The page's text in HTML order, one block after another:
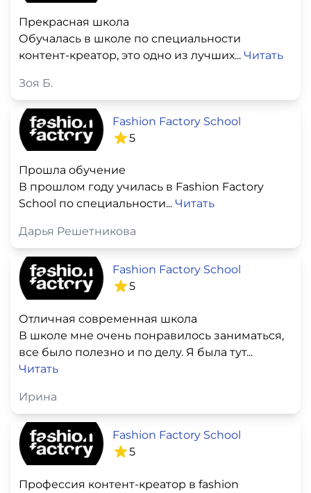
Прекрасная школа
Обучалась в школе по специальности
контент-креатор, это одно из лучших... Читать
Зоя Б.
Fashion Factory School
5
Прошла обучение
В прошлом году училась в Fashion Factory
School по специальности... Читать
Дарья Решетникова
Fashion Factory School
5
Отличная современная школа
В школе мне очень понравилось заниматься,
все было полезно и по делу. Я была тут...
Читать
Ирина
Fashion Factory School
5
Профессия контент-креатор в fashion